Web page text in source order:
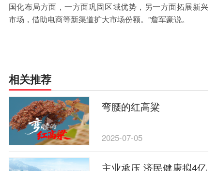
国化布局方面，一方面巩固区域优势，另一方面拓展新兴
市场，借助电商等新渠道扩大市场份额。”詹军豪说。
相关推荐
弯腰的红高粱
2025-07-05
主业承压 济民健康拟4亿